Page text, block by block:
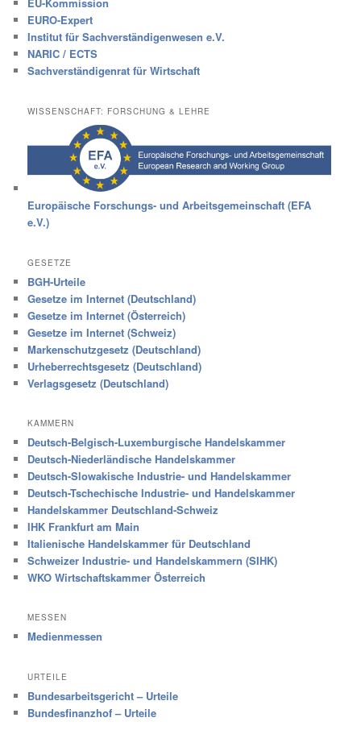
EU-Kommission
EURO-Expert
Institut für Sachverständigenwesen e.V.
NARIC / ECTS
Sachverständigenrat für Wirtschaft
WISSENSCHAFT: FORSCHUNG & LEHRE
Europäische Forschungs- und Arbeitsgemeinschaft (EFA
e.V.)
GESETZE
BGH-Urteile
Gesetze im Internet (Deutschland)
Gesetze im Internet (Österreich)
Gesetze im Internet (Schweiz)
Markenschutzgesetz (Deutschland)
Urheberrechtsgesetz (Deutschland)
Verlagsgesetz (Deutschland)
KAMMERN
Deutsch-Belgisch-Luxemburgische Handelskammer
Deutsch-Niederländische Handelskammer
Deutsch-Slowakische Industrie- und Handelskammer
Deutsch-Tschechische Industrie- und Handelskammer
Handelskammer Deutschland-Schweiz
IHK Frankfurt am Main
Italienische Handelskammer für Deutschland
Schweizer Industrie- und Handelskammern (SIHK)
WKO Wirtschaftskammer Österreich
MESSEN
Medienmessen
URTEILE
Bundesarbeitsgericht – Urteile
Bundesfinanzhof – Urteile